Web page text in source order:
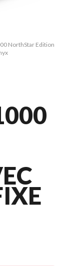
NorthStar Edition